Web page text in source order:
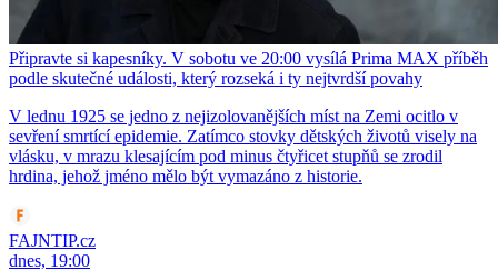
Připravte si kapesníky. V sobotu ve 20:00 vysílá Prima MAX příběh
podle skutečné události, který rozseká i ty nejtvrdší povahy
V lednu 1925 se jedno z nejizolovanějších míst na Zemi ocitlo v
sevření smrtící epidemie. Zatímco stovky dětských životů visely na
vlásku, v mrazu klesajícím pod minus čtyřicet stupňů se zrodil
hrdina, jehož jméno mělo být vymazáno z historie.
FAJNTIP.cz
dnes, 19:00